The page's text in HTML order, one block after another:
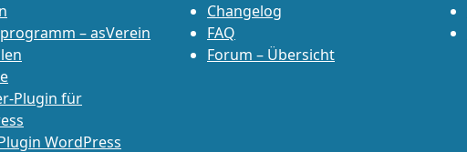
– asVerein
Plugin für
WordPress
Changelog
FAQ
Forum – Übersicht